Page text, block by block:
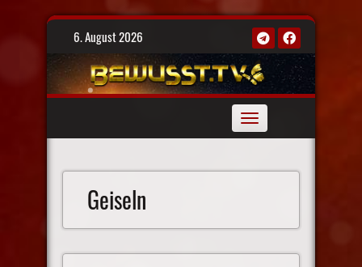
Skip
6. August 2026
Toggle
navigation
Geiseln